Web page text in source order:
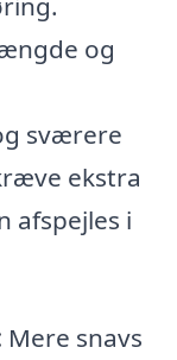
og
sværere
ekstra
afspejles i
Mere snavs